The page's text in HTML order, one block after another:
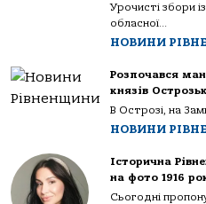
Урочисті збори
обласної...
НОВИНИ
Розпочався
князів
В Острозі, на
НОВИНИ
Історична
на фото 1916
Сьогодні